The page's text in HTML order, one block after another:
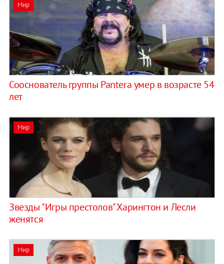
Мир
Сооснователь группы Pantera умер в возрасте 54
лет
Мир
Звезды "Игры престолов" Харингтон и Лесли
женятся
Мир